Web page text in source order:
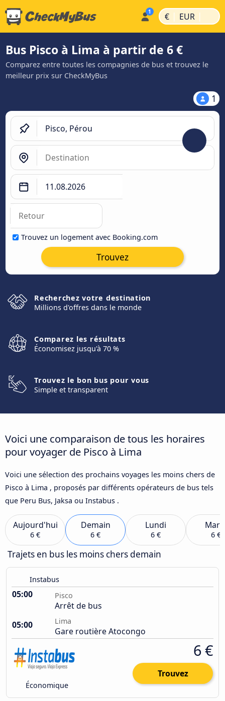
€ | EUR |
Bus Pisco à Lima à partir de 6 €
Comparez entre toutes les compagnies de bus et trouvez le
meilleur prix sur CheckMyBus
1
Trouvez un logement avec Booking.com
Trouvez
Recherchez votre destination
Millions d'offres dans le monde
Comparez les résultats
Économisez jusqu'à 70 %
Trouvez le bon bus pour vous
Simple et transparent
Voici une comparaison de tous les horaires
pour voyager de Pisco à Lima
Voici une sélection des prochains voyages les moins chers de
Pisco à Lima , proposés par différents opérateurs de bus tels
que Peru Bus, Jaksa ou Instabus .
Aujourd'hui
6 €
Demain
6 €
Lundi
6 € 6 €
Trajets en bus les moins chers demain
Instabus
05:00 Pisco
Arrêt de bus
05:00
Lima
Gare routière Atocongo
Économique
6 €
Trouvez